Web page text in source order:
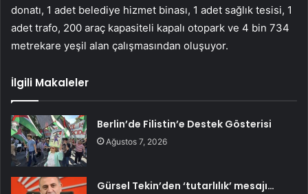
donatı, 1 adet belediye hizmet binası, 1 adet sağlık tesisi, 1
adet trafo, 200 araç kapasiteli kapalı otopark ve 4 bin 734
metrekare yeşil alan çalışmasından oluşuyor.
İlgili Makaleler
Berlin’de Filistin’e Destek Gösterisi
Ağustos 7, 2026
Gürsel Tekin’den ‘tutarlılık’ mesajı…